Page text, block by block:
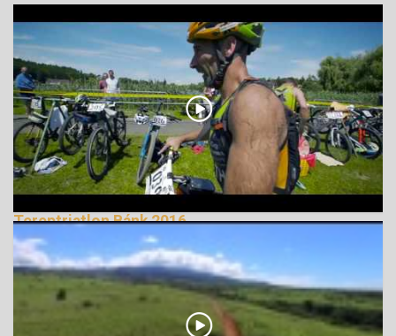
Tereptriatlon Bánk 2016
179750 Nézetek